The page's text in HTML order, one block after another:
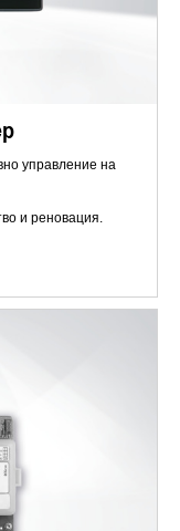
управление на
и реновация.